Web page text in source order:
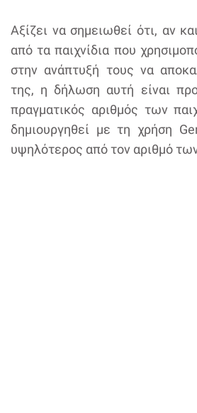
Αξίζει να σημειωθεί ότι, αν
από τα παιχνίδια που
στην ανάπτυξή τους να
της, η δήλωση αυτή είναι
πραγματικός αριθμός των
δημιουργηθεί με τη χρήση
υψηλότερος από τον αριθμό